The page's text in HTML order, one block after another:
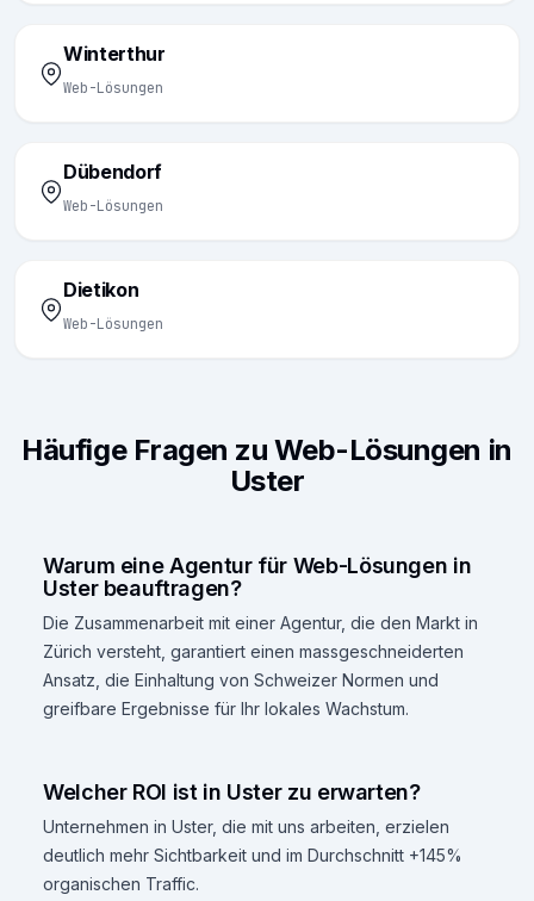
Winterthur
Web-Lösungen
Dübendorf
Web-Lösungen
Dietikon
Web-Lösungen
Häufige Fragen zu Web-Lösungen in
Uster
Warum eine Agentur für Web-Lösungen in
Uster beauftragen?
Die Zusammenarbeit mit einer Agentur, die den Markt in
Zürich versteht, garantiert einen massgeschneiderten
Ansatz, die Einhaltung von Schweizer Normen und
greifbare Ergebnisse für Ihr lokales Wachstum.
Welcher ROI ist in Uster zu erwarten?
Unternehmen in Uster, die mit uns arbeiten, erzielen
deutlich mehr Sichtbarkeit und im Durchschnitt +145%
organischen Traffic.